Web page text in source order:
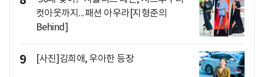
컷아웃까지...패션 아우라[지형준의
Behind]
9 [사진]김희애, 우아한 등장